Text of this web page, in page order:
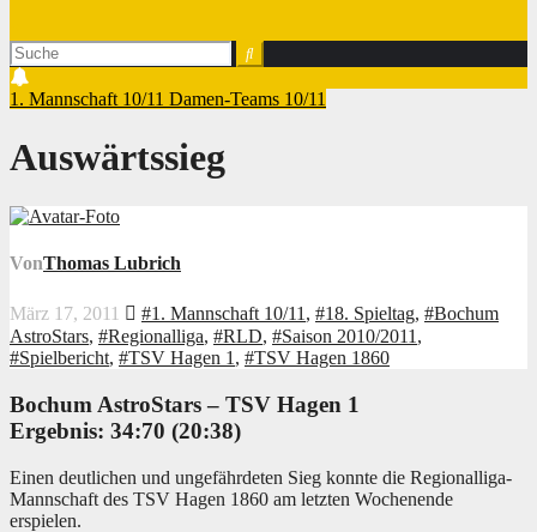
1. Mannschaft 10/11 Damen-Teams 10/11
Auswärtssieg
VonThomas Lubrich
März 17, 2011 #1. Mannschaft 10/11, #18. Spieltag, #Bochum
AstroStars, #Regionalliga, #RLD, #Saison 2010/2011,
#Spielbericht, #TSV Hagen 1, #TSV Hagen 1860
Bochum AstroStars – TSV Hagen 1
Ergebnis: 34:70 (20:38)
Einen deutlichen und ungefährdeten Sieg konnte die Regionalliga-
Mannschaft des TSV Hagen 1860 am letzten Wochenende
erspielen.